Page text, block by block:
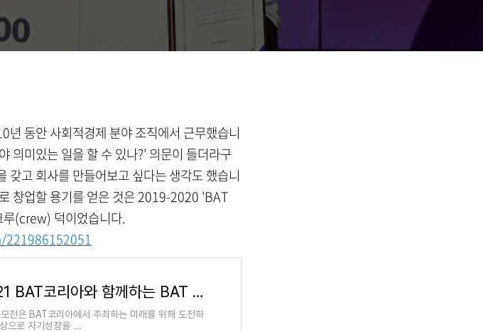
년 동안 사회적경제 분야 조직에서 근무했습니
의미있는 일을 할 수 있나?’ 의문이 들더라구
갖고 회사를 만들어보고 싶다는 생각도 했습니
창업할 용기를 얻은 것은 2019-2020 'BAT
(crew) 덕이었습니다.
4기 20-21 BAT코리아와 함께하는 BAT 두드림(Do-Dream) 공모전
전은 BAT코리아에서 주최하는 미래를 위해 도전하
으로 자기성장을 ...